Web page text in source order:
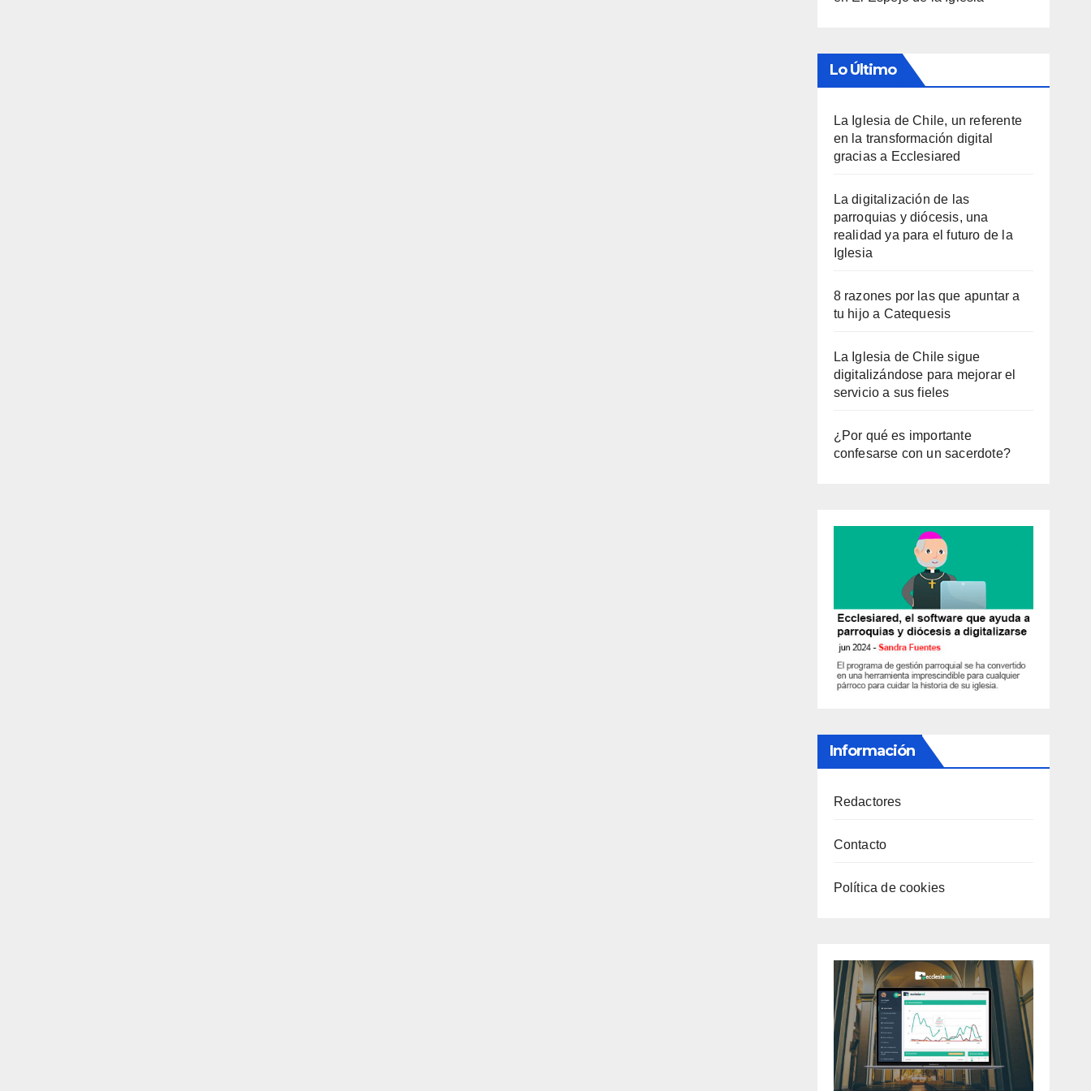
Lo Último
La Iglesia de Chile, un referente
en la transformación digital
gracias a Ecclesiared
La digitalización de las
parroquias y diócesis, una
realidad ya para el futuro de la
Iglesia
8 razones por las que apuntar a
tu hijo a Catequesis
La Iglesia de Chile sigue
digitalizándose para mejorar el
servicio a sus fieles
¿Por qué es importante
confesarse con un sacerdote?
Información
Redactores
Contacto
Política de cookies